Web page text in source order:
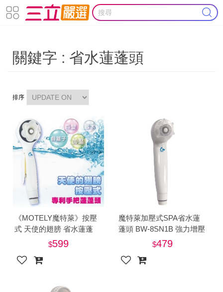
關鍵字 : 省水蓮蓬頭
排序
《MOTELY魔特萊》按壓
式 天使的翅膀 省水蓮蓬
頭-BW-9S2〈1入〉按壓省
水
599
魔特萊加壓式SPA省水蓮
蓬頭 BW-8SN1B 強力增壓
經典款再升級 全新可拆洗
479